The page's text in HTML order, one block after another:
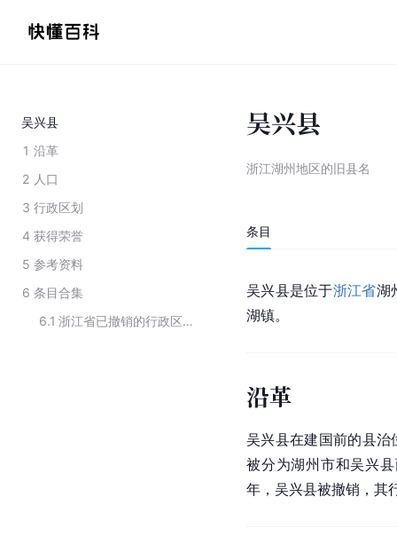
吴兴县
1 沿革
2 人口
3 行政区划
4 获得荣誉
5 参考资料
6 条目合集
6.1
浙江省已撤销的行政区划
吴兴县
浙江湖州地区的旧县名
条目
吴兴县是位于浙江省湖
湖镇。
沿革
吴兴县在建国前的县治
被分为湖州市和吴兴
年，吴兴县被撤销，其